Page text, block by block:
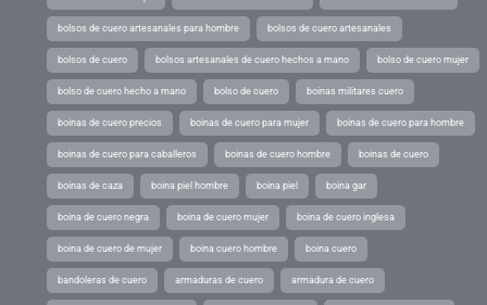
bolsos de cuero artesanales para hombre bolsos de cuero artesanales
bolsos de cuero bolsos artesanales de cuero hechos a mano bolso de cuero mujer
bolso de cuero hecho a mano bolso de cuero boinas militares cuero
boinas de cuero precios boinas de cuero para mujer boinas de cuero para hombre
boinas de cuero para caballeros boinas de cuero hombre boinas de cuero
boinas de caza boina piel hombre boina piel boina gar
boina de cuero negra boina de cuero mujer boina de cuero inglesa
boina de cuero de mujer boina cuero hombre boina cuero
bandoleras de cuero armaduras de cuero armadura de cuero